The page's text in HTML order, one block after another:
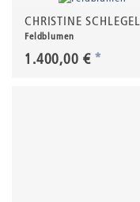
CHRISTINE SCHLEGEL
Feldblumen
1.400,00 € *